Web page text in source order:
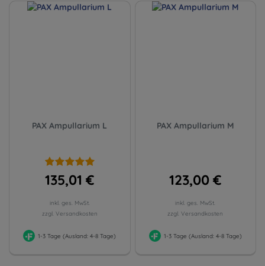
PAX Ampullarium L
135,01 €
inkl. ges. MwSt.
zzgl. Versandkosten
1-3 Tage (Ausland: 4-8 Tage)
PAX Ampullarium M
123,00 €
inkl. ges. MwSt.
zzgl. Versandkosten
1-3 Tage (Ausland: 4-8 Tage)